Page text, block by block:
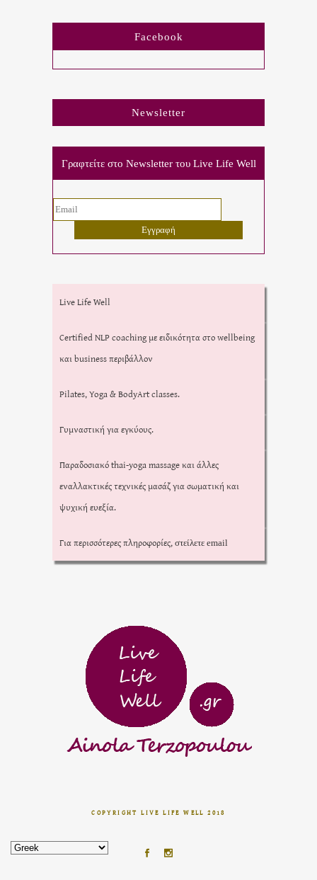
Facebook
Newsletter
Γραφτείτε στο Newsletter του Live Life Well
Live Life Well
Certified NLP coaching με ειδικότητα στο wellbeing
και business περιβάλλον
Pilates, Yoga & BodyArt classes.
Γυμναστική για εγκύους.
Παραδοσιακό thai-yoga massage και άλλες
εναλλακτικές τεχνικές μασάζ για σωματική και
ψυχική ευεξία.
Για περισσότερες πληροφορίες, στείλετε email
COPYRIGHT LIVE LIFE WELL 2018